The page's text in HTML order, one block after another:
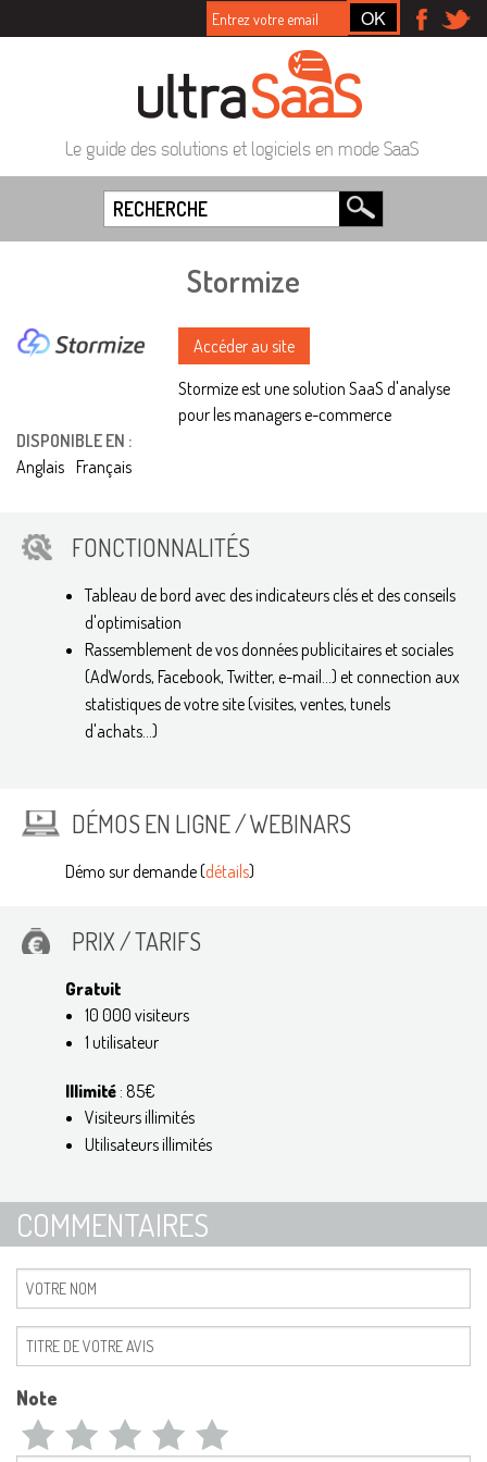
Le guide des solutions et logiciels en mode SaaS
Stormize
Accéder au site
Stormize est une solution SaaS d'analyse
pour les managers e-commerce
DISPONIBLE EN :
Anglais Français
FONCTIONNALITÉS
Tableau de bord avec des indicateurs clés et des conseils
d'optimisation
Rassemblement de vos données publicitaires et sociales
(AdWords, Facebook, Twitter, e-mail...) et connection aux
statistiques de votre site (visites, ventes, tunels
d'achats...)
DÉMOS EN LIGNE / WEBINARS
Démo sur demande (détails)
PRIX / TARIFS
Gratuit
10 000 visiteurs
1 utilisateur
Illimité : 85€
Visiteurs illimités
Utilisateurs illimités
COMMENTAIRES
Note